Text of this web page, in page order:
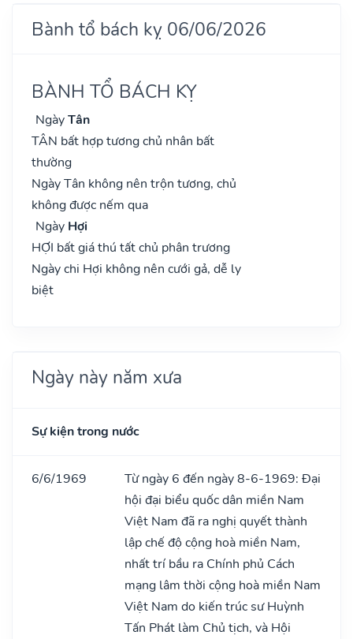
Bành tổ bách kỵ 06/06/2026
BÀNH TỔ BÁCH KỴ
NgàyTân
TÂN bất hợp tương chủ nhân bất
thường
Ngày Tân không nên trộn tương, chủ
không được nếm qua
Ngày Hợi
HỢI bất giá thú tất chủ phân trương
Ngày chi Hợi không nên cưới gả, dễ ly
biệt
Ngày này năm xưa
Sự kiện trong nước
6/6/1969
Từ ngày 6 đến ngày 8-6-1969: Đại
hội đại biểu quốc dân miền Nam
Việt Nam đã ra nghị quyết thành
lập chế độ cộng hoà miền Nam,
nhất trí bầu ra Chính phủ Cách
mạng lâm thời cộng hoà miền Nam
Việt Nam do kiến trúc sư Huỳnh
Tấn Phát làm Chủ tịch, và Hội